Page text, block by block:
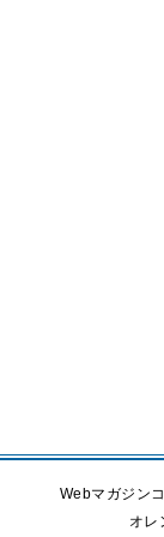
Webマガジン
オレ